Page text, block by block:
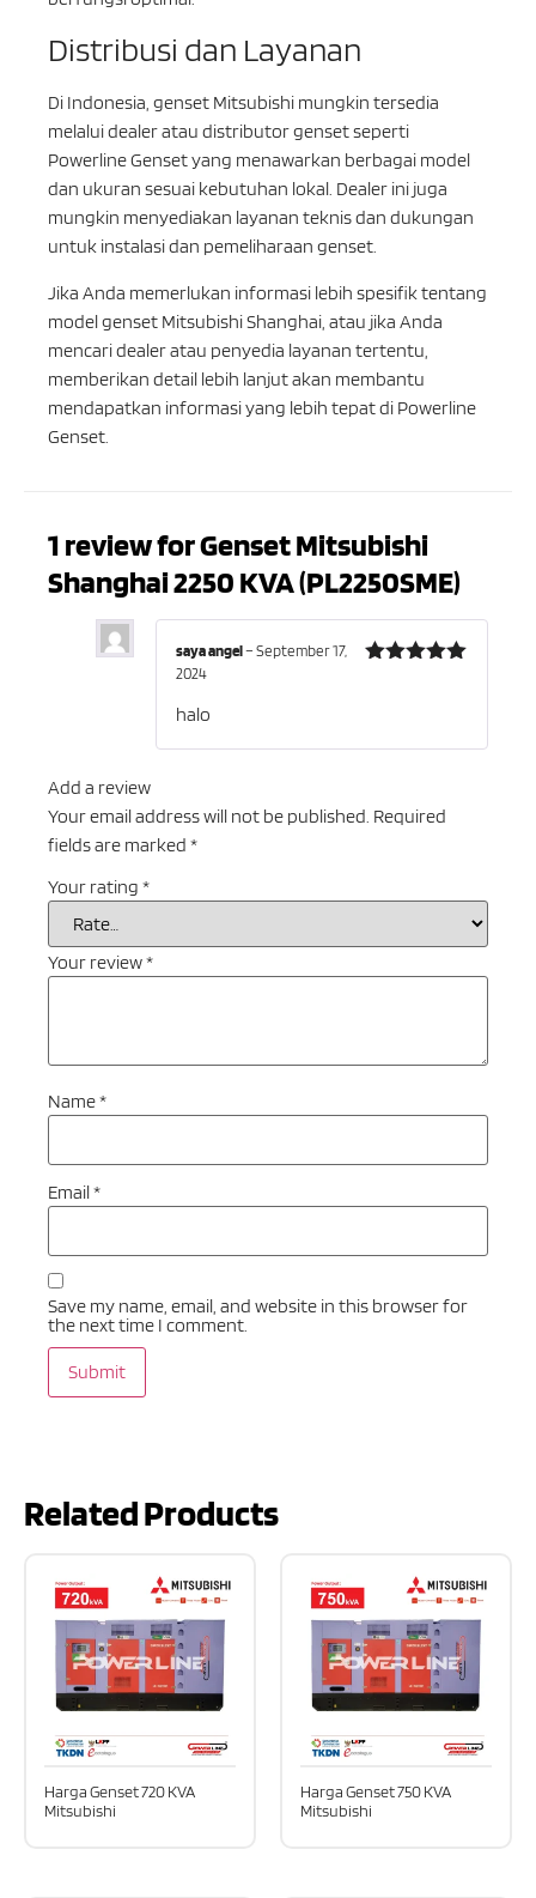
Distribusi dan Layanan
Di Indonesia, genset Mitsubishi mungkin tersedia
melalui dealer atau distributor genset seperti
Powerline Genset yang menawarkan berbagai model
dan ukuran sesuai kebutuhan lokal. Dealer ini juga
mungkin menyediakan layanan teknis dan dukungan
untuk instalasi dan pemeliharaan genset.
Jika Anda memerlukan informasi lebih spesifik tentang
model genset Mitsubishi Shanghai, atau jika Anda
mencari dealer atau penyedia layanan tertentu,
memberikan detail lebih lanjut akan membantu
mendapatkan informasi yang lebih tepat di Powerline
Genset.
1 review forGenset Mitsubishi
Shanghai 2250 KVA (PL2250SME)
saya angel–September 17,
2024
halo
Add a review
Your email address will not be published. Required
fields are marked *
Your rating *
Your review*
Name*
Email*
Save my name, email, and website in this browser for
the next time I comment.
Related Products
Harga Genset 720 KVA
Mitsubishi
Harga Genset 750 KVA
Mitsubishi